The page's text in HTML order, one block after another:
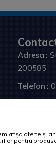
Adresa :
200585
Telefon :
afișa oferte și
pentru